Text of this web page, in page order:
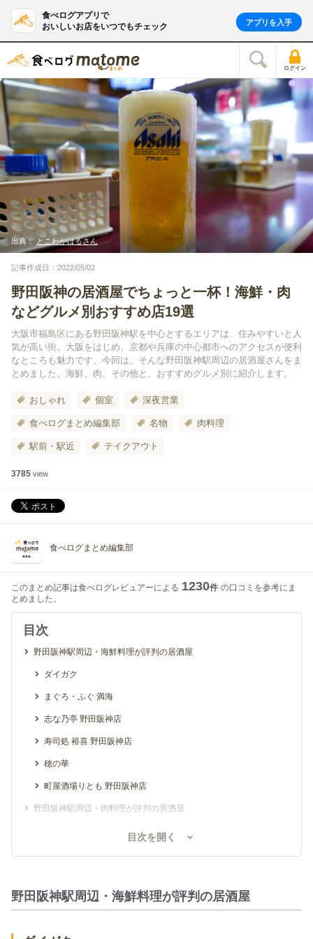
食べログアプリで
おいしいお店をいつでもチェック
アプリを入手
ログイン
出典： とこわかはるさん
記事作成日：2022/05/02
野田阪神の居酒屋でちょっと一杯！海鮮・肉
などグルメ別おすすめ店19選
大阪市福島区にある野田阪神駅を中心とするエリアは、住みやすいと人
気が高い街。大阪をはじめ、京都や兵庫の中心都市へのアクセスが便利
なところも魅力です。今回は、そんな野田阪神駅周辺の居酒屋さんをま
とめました。海鮮、肉、その他と、おすすめグルメ別に紹介します。
おしゃれ 個室 深夜営業
食べログまとめ編集部 名物 肉料理
駅前・駅近 テイクアウト
3785 view
食べログまとめ編集部
このまとめ記事は食べログレビュアーによる 1230件 の口コミを参考にま
とめました。
目次
野田阪神駅周辺・海鮮料理が評判の居酒屋
ダイガク
まぐろ・ふぐ 満海
志な乃亭 野田阪神店
寿司処 裕喜 野田阪神店
穂の華
町屋酒場りとも 野田阪神店
野田阪神駅周辺・肉料理が評判の居酒屋
車家ジョニー 福島店
目次を開く
野田阪神駅周辺・海鮮料理が評判の居酒屋